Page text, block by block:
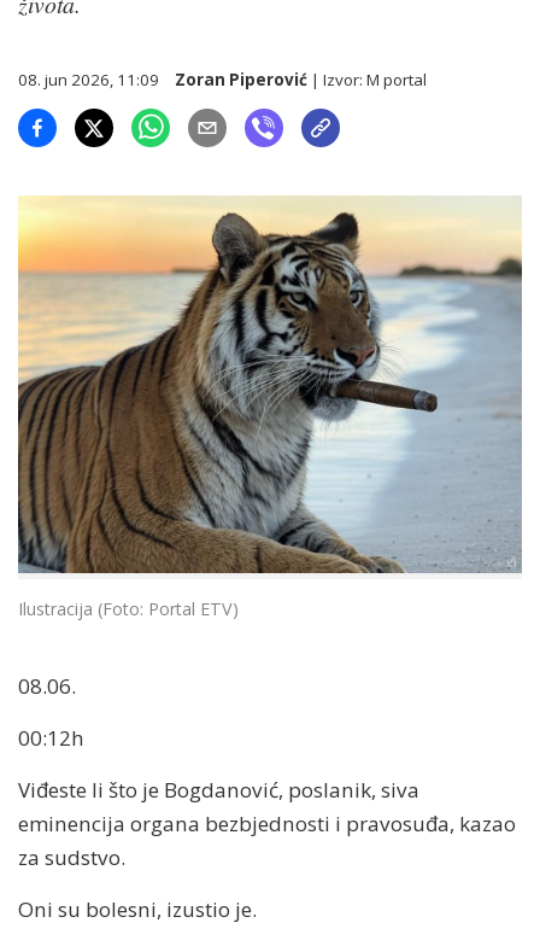
08. jun 2026, 11:09 Zoran Piperović | Izvor:M portal
Ilustracija (Foto: Portal ETV)
08.06.
00:12h
Viđeste li što je Bogdanović, poslanik, siva
eminencija organa bezbjednosti i pravosuđa, kazao
za sudstvo.
Oni su bolesni, izustio je.